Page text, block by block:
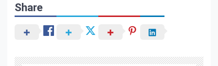
Share